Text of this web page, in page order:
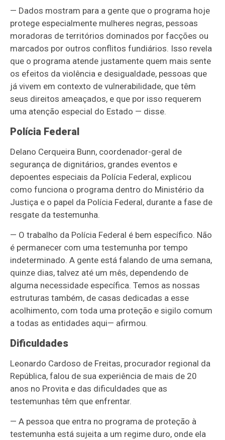
— Dados mostram para a gente que o programa hoje
protege especialmente mulheres negras, pessoas
moradoras de territórios dominados por facções ou
marcados por outros conflitos fundiários. Isso revela
que o programa atende justamente quem mais sente
os efeitos da violência e desigualdade, pessoas que
já vivem em contexto de vulnerabilidade, que têm
seus direitos ameaçados, e que por isso requerem
uma atenção especial do Estado — disse.
Polícia Federal
Delano Cerqueira Bunn, coordenador-geral de
segurança de dignitários, grandes eventos e
depoentes especiais da Polícia Federal, explicou
como funciona o programa dentro do Ministério da
Justiça e o papel da Polícia Federal, durante a fase de
resgate da testemunha.
— O trabalho da Polícia Federal é bem específico. Não
é permanecer com uma testemunha por tempo
indeterminado. A gente está falando de uma semana,
quinze dias, talvez até um mês, dependendo de
alguma necessidade específica. Temos as nossas
estruturas também, de casas dedicadas a esse
acolhimento, com toda uma proteção e sigilo comum
a todas as entidades aqui— afirmou.
Dificuldades
Leonardo Cardoso de Freitas, procurador regional da
República, falou de sua experiência de mais de 20
anos no Provita e das dificuldades que as
testemunhas têm que enfrentar.
—A pessoa que entra no programa de proteção à
testemunha está sujeita a um regime duro, onde ela